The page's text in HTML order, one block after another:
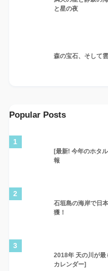
と星の夜
森の宝石、そして
Popular Posts
1
[最新! 今年のホタ
報
2
石垣島の海岸で日
獲！
3
2018年 天の川が最
カレンダー]